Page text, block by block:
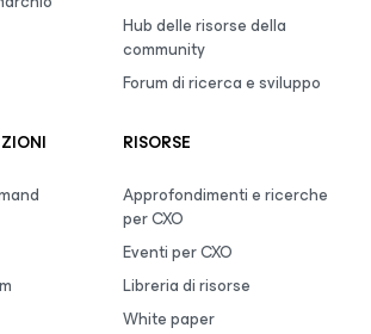
Hub delle risorse della
community
Forum di ricerca e sviluppo
RISORSE
Approfondimenti e ricerche
per CXO
Eventi per CXO
Libreria di risorse
White paper